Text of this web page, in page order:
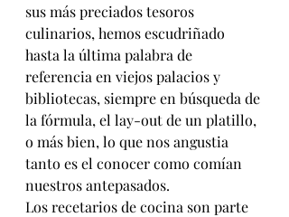
sus más preciados tesoros
culinarios, hemos escudriñado
hasta la última palabra de
referencia en viejos palacios y
bibliotecas, siempre en búsqueda de
la fórmula, el lay-out de un platillo,
o más bien, lo que nos angustia
tanto es el conocer como comían
nuestros antepasados.
Los recetarios de cocina son parte